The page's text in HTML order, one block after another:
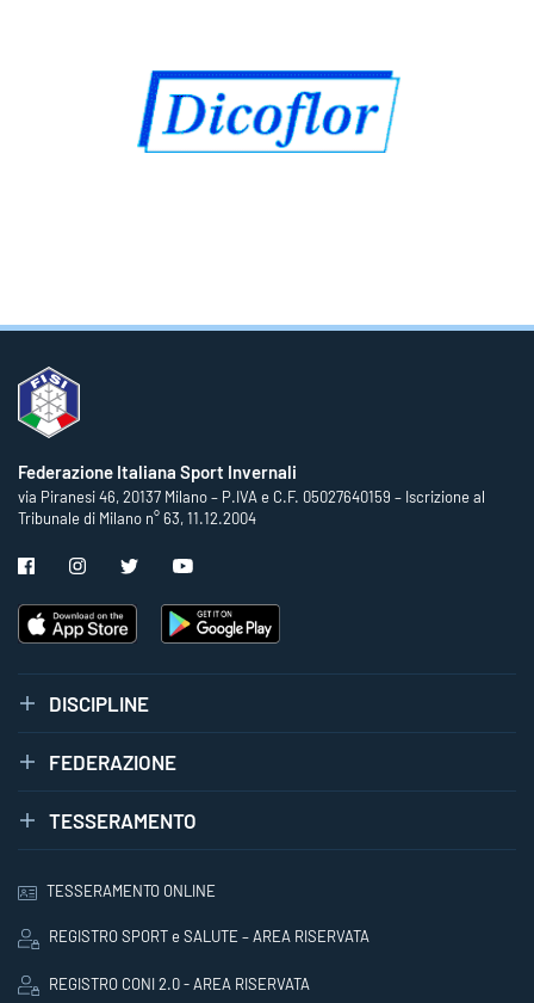
Federazione Italiana Sport Invernali
via Piranesi 46, 20137 Milano – P.IVA e C.F. 05027640159 – Iscrizione al
Tribunale di Milano n° 63, 11.12.2004
DISCIPLINE
FEDERAZIONE
TESSERAMENTO
TESSERAMENTO ONLINE
REGISTRO SPORT e SALUTE – AREA RISERVATA
REGISTRO CONI 2.0 - AREA RISERVATA